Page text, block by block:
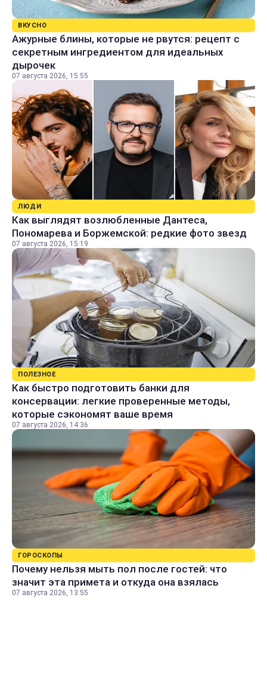
ВКУСНО
Ажурные блины, которые не рвутся: рецепт с
секретным ингредиентом для идеальных
дырочек
07 августа 2026, 15:55
ЛЮДИ
Как выглядят возлюбленные Дантеса,
Пономарева и Боржемской: редкие фото звезд
07 августа 2026, 15:19
ПОЛЕЗНОЕ
Как быстро подготовить банки для
консервации: легкие проверенные методы,
которые сэкономят ваше время
07 августа 2026, 14:36
ГОРОСКОПЫ
Почему нельзя мыть пол после гостей: что
значит эта примета и откуда она взялась
07 августа 2026, 13:55